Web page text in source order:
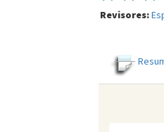
Revisores: